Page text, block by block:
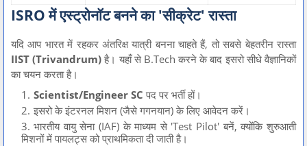
ISRO में एस्ट्रोनॉट बनने का 'सीक्रेट' रास्ता
यदि आप भारत में रहकर अंतरिक्ष यात्री बनना चाहते हैं, तो सबसे बेहतरीन रास्ता
IIST (Trivandrum) है। यहाँ से B.Tech करने के बाद इसरो सीधे वैज्ञानिकों
का चयन करता है।
Scientist/Engineer SC पद पर भर्ती हों।
इसरो के इंटरनल मिशन (जैसे गगनयान) के लिए आवेदन करें।
भारतीय वायु सेना (IAF) के माध्यम से 'Test Pilot' बनें, क्योंकि शुरुआती
मिशनों में पायलट्स को प्राथमिकता दी जाती है।